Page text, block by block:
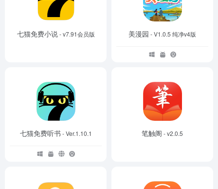
七猫免费小说- v7.91会员版 美漫园 - V1.0.5 纯净v4版
七猫免费听书 - Ver.1.10.1 笔触阁 - v2.0.5